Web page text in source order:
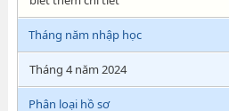
Tháng năm nhập học
Tháng 4 năm 2024
Phân loại hồ sơ